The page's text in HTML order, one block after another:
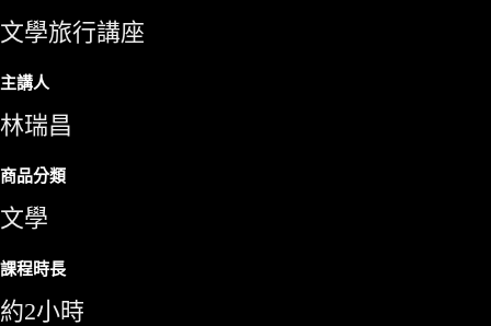
文學旅行講座
主講人
林瑞昌
商品分類
文學
課程時長
約2小時